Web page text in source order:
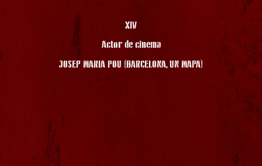
XIV
Actor de cinema
JOSEP MARIA POU (BARCELONA, UN MAPA)